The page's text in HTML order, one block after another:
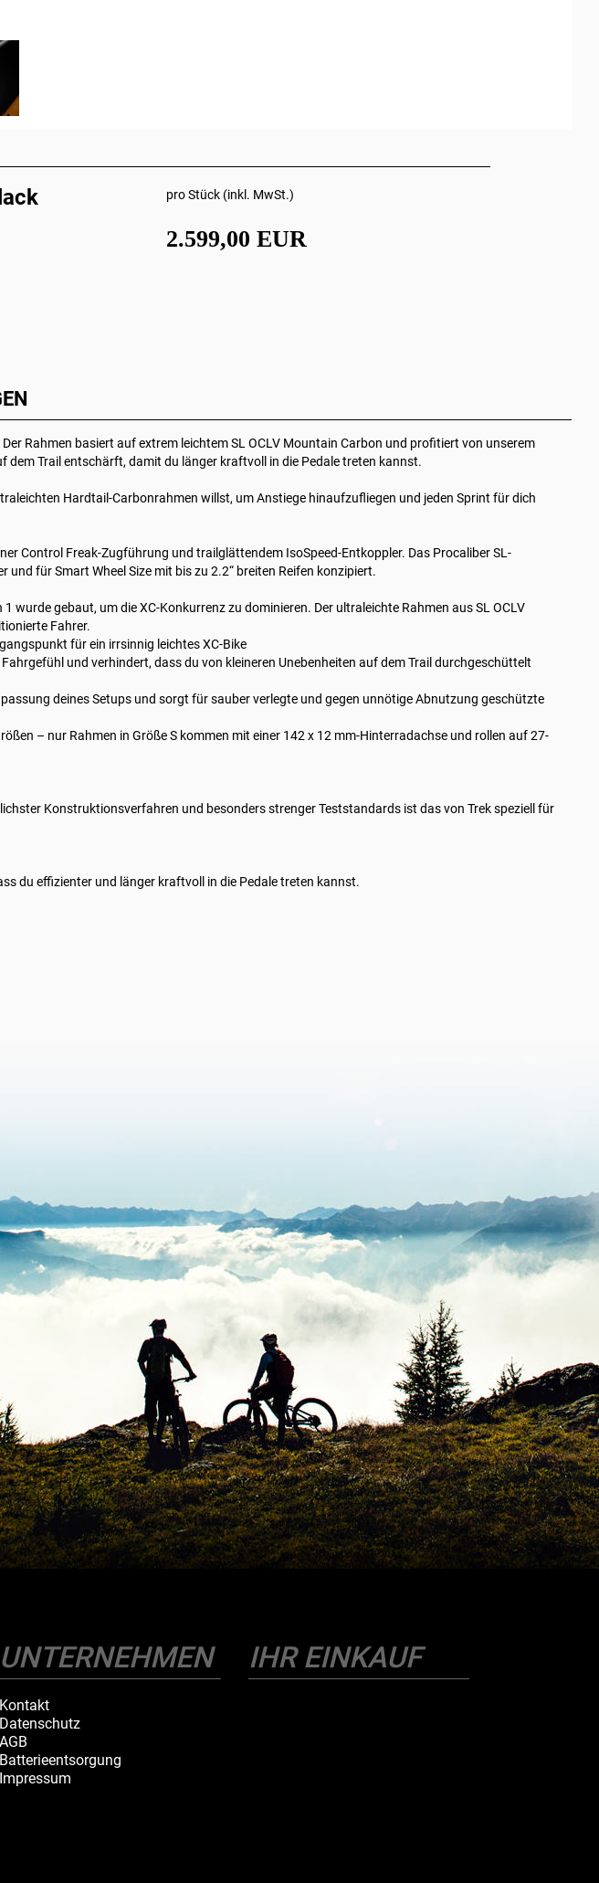
pro Stück (inkl. MwSt.)
2.599,00 EUR
Rahmen basiert auf extrem leichtem SL OCLV Mountain Carbon und profitiert von unserem
dem Trail entschärft, damit du länger kraftvoll in die Pedale treten kannst.
Hardtail-Carbonrahmen willst, um Anstiege hinaufzufliegen und jeden Sprint für dich
Control Freak-Zugführung und trailglättendem IsoSpeed-Entkoppler. Das Procaliber SL-
für Smart Wheel Size mit bis zu 2.2“ breiten Reifen konzipiert.
wurde gebaut, um die XC-Konkurrenz zu dominieren. Der ultraleichte Rahmen aus SL OCLV
Fahrer.
für ein irrsinnig leichtes XC-Bike
und verhindert, dass du von kleineren Unebenheiten auf dem Trail durchgeschüttelt
deines Setups und sorgt für sauber verlegte und gegen unnötige Abnutzung geschützte
– nur Rahmen in Größe S kommen mit einer 142 x 12 mm-Hinterradachse und rollen auf 27-
Konstruktionsverfahren und besonders strenger Teststandards ist das von Trek speziell für
du effizienter und länger kraftvoll in die Pedale treten kannst.
UNTERNEHMEN
Kontakt
Datenschutz
AGB
Batterieentsorgung
Impressum
IHR EINKAUF